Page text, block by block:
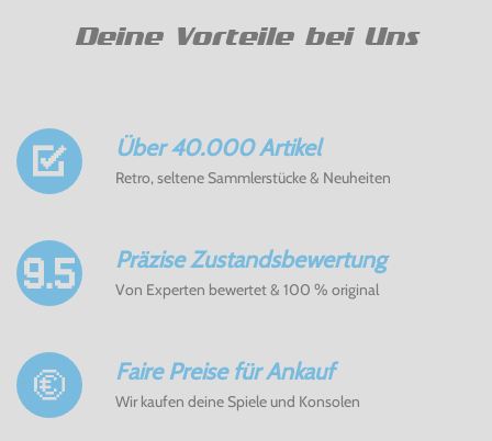
Deine Vorteile bei Uns
Über 40.000 Artikel
Retro, seltene Sammlerstücke & Neuheiten
Präzise Zustandsbewertung
Von Experten bewertet & 100 % original
Faire Preise für Ankauf
Wir kaufen deine Spiele und Konsolen